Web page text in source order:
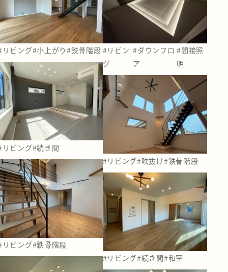
リビング#小上がり #鉄骨階段 #リビン
グ
#ダウンフロ
ア
#間接照
明
リビング#続き間
#リビング#吹抜け#鉄骨階段
リビング#鉄骨階段
#リビング#続き間#和室